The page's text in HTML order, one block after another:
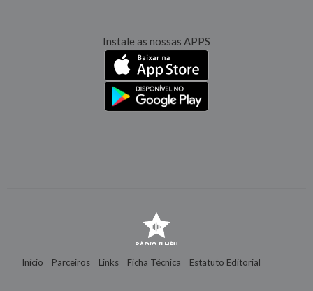
Instale as nossas APPS
Início Parceiros Links Ficha Técnica Estatuto Editorial